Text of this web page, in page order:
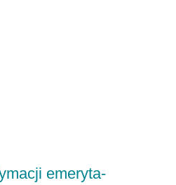
emeryta-